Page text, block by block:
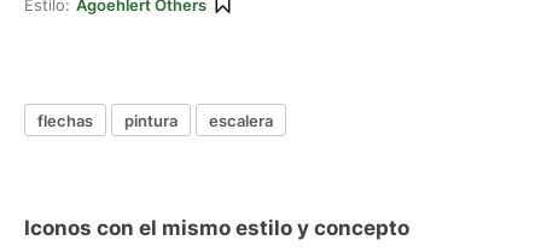
Estilo: Agoehlert Others
flechas pintura escalera
Iconos con el mismo estilo y concepto